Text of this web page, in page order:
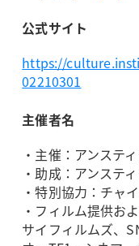
公式サイト
https://
02210301
主催者名
・主催：アンステ
・助成：アンステ
・特別協力：チャ
・フィルム提供お
サイフィルムズ、